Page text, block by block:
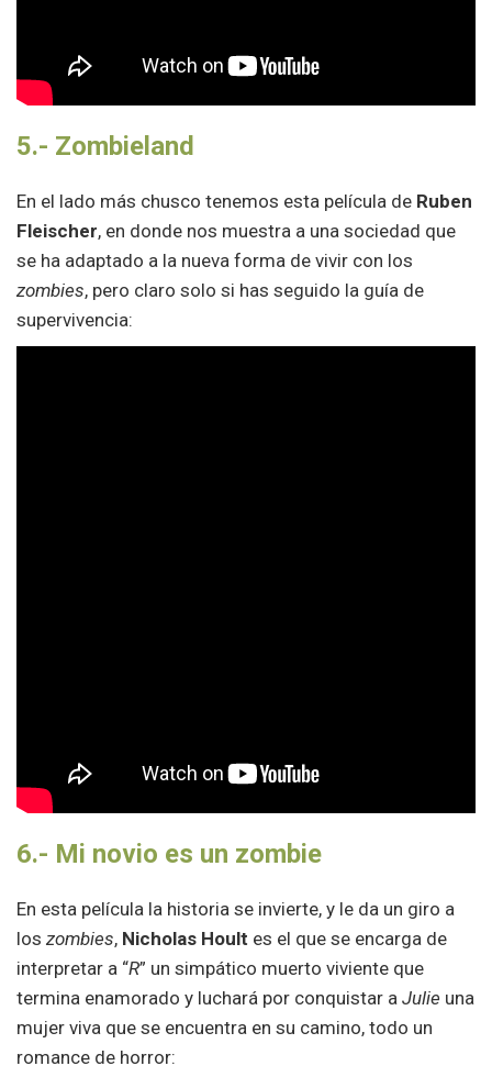
5.- Zombieland
En el lado más chusco tenemos esta película de Ruben
Fleischer, en donde nos muestra a una sociedad que
se ha adaptado a la nueva forma de vivir con los
zombies, pero claro solo si has seguido la guía de
supervivencia:
6.- Mi novio es un zombie
En esta película la historia se invierte, y le da un giro a
los zombies, Nicholas Hoult es el que se encarga de
interpretar a “R” un simpático muerto viviente que
termina enamorado y luchará por conquistar a Julie una
mujer viva que se encuentra en su camino, todo un
romance de horror: